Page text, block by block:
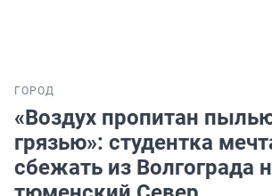
ГОРОД
«Воздух пропитан
грязью»: студентка
сбежать из Волгограда